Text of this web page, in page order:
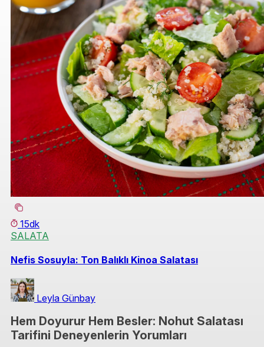
15dk
SALATA
Nefis Sosuyla: Ton Balıklı Kinoa Salatası
Leyla Günbay
Hem Doyurur Hem Besler: Nohut Salatası
Tarifini Deneyenlerin Yorumları